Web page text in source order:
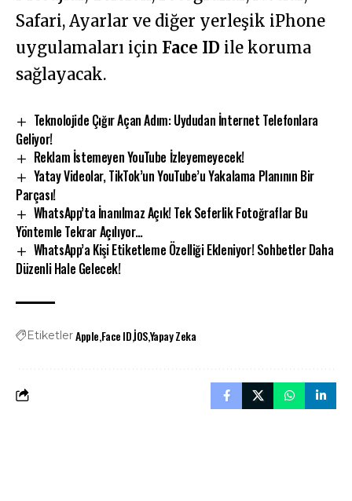
Safari, Ayarlar ve diğer yerleşik iPhone
uygulamaları için Face ID ile koruma
sağlayacak.
Teknolojide Çığır Açan Adım: Uydudan İnternet Telefonlara
Geliyor!
Reklam İstemeyen YouTube İzleyemeyecek!
Yatay Videolar, TikTok’un YouTube’u Yakalama Planının Bir
Parçası!
WhatsApp’ta İnanılmaz Açık! Tek Seferlik Fotoğraflar Bu
Yöntemle Tekrar Açılıyor…
WhatsApp’a Kişi Etiketleme Özelliği Ekleniyor! Sohbetler Daha
Düzenli Hale Gelecek!
EtiketlerAppleFace IDİOSYapay Zeka